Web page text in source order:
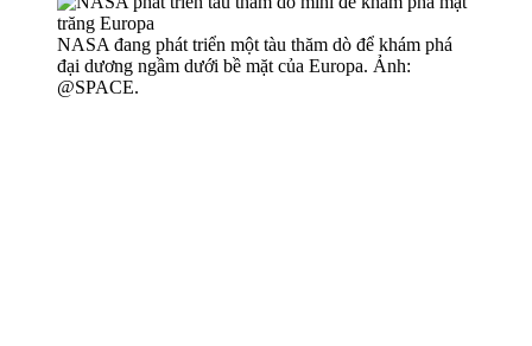
NASA đang phát triển một tàu thăm dò để khám phá
đại dương ngầm dưới bề mặt của Europa. Ảnh:
@SPACE.